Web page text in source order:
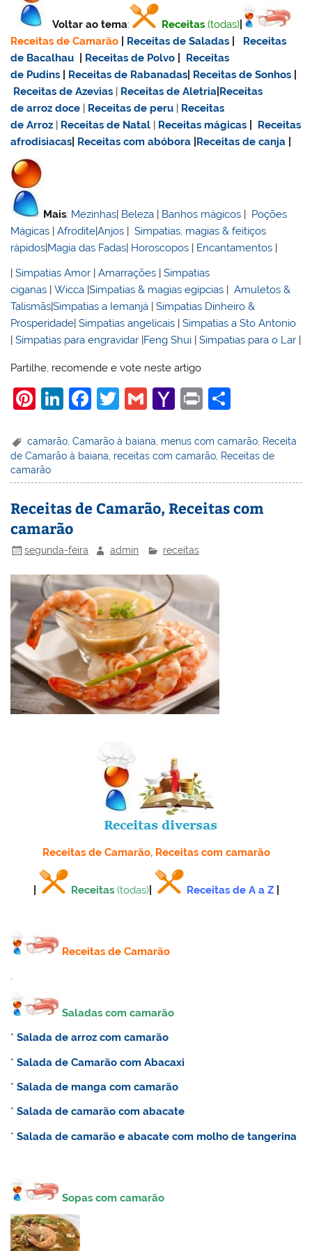
Voltar ao tema: Receitas (todas)
Receitas de Camarão
Receitas de Saladas
Receitas
de Bacalhau
Receitas de Polvo
Receitas
de Pudins
Receitas de Rabanadas Receitas de Sonhos
Receitas de Azevias | Receitas de Aletria Receitas
dearroz doce | Receitas de peru | Receitas
de Arroz | Receitas de Natal | Receitas mágicas
Receitas
afrodisiacas Receitas com abóbora Receitas de canja
Mais: Mezinhas Beleza Banhos mágicos
Poções
Mágicas |Afrodite|Anjos |Simpatias, magias & feitiços
rápidos Magia das Fadas Horoscopos Encantamentos
|Simpatias Amor |Amarrações |Simpatias
ciganas |Wicca |Simpatias & magias egípcias |Amuletos &
Talismãs|Simpatias a Iemanjá |Simpatias Dinheiro &
Prosperidade|Simpatias angelicais |Simpatias a Sto Antonio
|Simpatias para engravidar |Feng Shui |Simpatias para o Lar |
Partilhe, recomende e vote neste artigo
Pi
er
e
st
Li
k
e
dI
n
F
c
e
b
o
k
T
itt
er
G
ai
l
Y
h
o
o
M
l
Pr
t
ar
e
camarão ,Camarão à baiana menus com camarão Receita
de Camarão à baiana receitas com camarão Receitas de
camarão
Receitas de Camarão, Receitas com
camarão
segunda-feira admin receitas
Receitas de Camarão, Receitas com camarão
Receitas (todas)| Receitas de A a Z|
Receitas de Camarão
.
Saladas com camarão
*Salada de arroz com camarão
*Salada de Camarão com Abacaxi
*Salada de manga com camarão
*Salada de camarão com abacate
*Salada de camarão e abacate com molho de tangerina
Sopas com camarão